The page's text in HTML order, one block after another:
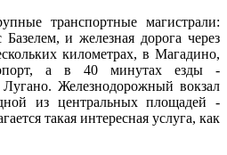
транспортные магистрали:
и железная дорога через
километрах, в Магадино,
а в 40 минутах езды -
Железнодорожный вокзал
из центральных площадей -
такая интересная услуга, как